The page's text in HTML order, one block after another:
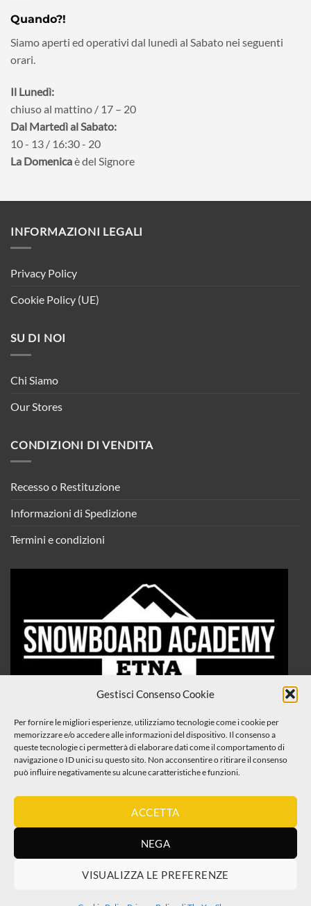
Gestisci Consenso Cookie
Per fornire le migliori esperienze, utilizziamo tecnologie come i cookie per
memorizzare e/o accedere alle informazioni del dispositivo. Il consenso a
queste tecnologie ci permetterà di elaborare dati come il comportamento di
navigazione o ID unici su questo sito. Non acconsentire o ritirare il consenso
può influire negativamente su alcune caratteristiche e funzioni.
ACCETTA
NEGA
VISUALIZZA LE PREFERENZE
Quando?!
Siamo aperti ed operativi dal lunedì al Sabato nei seguenti
orari.
Il Lunedì:
chiuso al mattino / 17 – 20
Dal Martedì al Sabato:
10 - 13 / 16:30 - 20
La Domenicaè del Signore
INFORMAZIONI LEGALI
Privacy Policy
Cookie Policy (UE)
SU DI NOI
Chi Siamo
Our Stores
CONDIZIONI DI VENDITA
Recesso o Restituzione
Informazioni di Spedizione
Termini e condizioni